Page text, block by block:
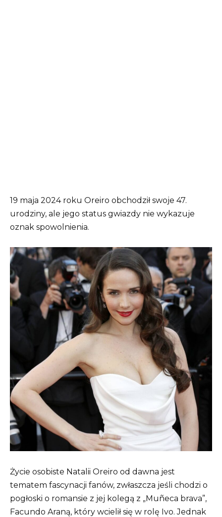
19 maja 2024 roku Oreiro obchodził swoje 47.
urodziny, ale jego status gwiazdy nie wykazuje
oznak spowolnienia.
Życie osobiste Natalii Oreiro od dawna jest
tematem fascynacji fanów, zwłaszcza jeśli chodzi o
pogłoski o romansie z jej kolegą z „Muñeca brava”,
Facundo Araną, który wcielił się w rolę Ivo. Jednak